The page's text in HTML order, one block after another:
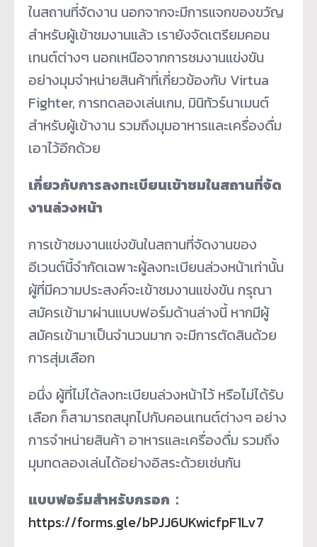
ในสถานที่จัดงาน นอกจากจะมีการแจกของขวัญ
สำหรับผู้เข้าชมงานแล้ว เรายังจัดเตรียมคอน
เทนต์ต่างๆ นอกเหนือจากการชมงานแข่งขัน
อย่างมุมจำหน่ายสินค้าที่เกี่ยวข้องกับ Virtua
Fighter, การทดลองเล่นเกม, มินิทัวร์นาเมนต์
สำหรับผู้เข้างาน รวมถึงมุมอาหารและเครื่องดื่ม
เอาไว้อีกด้วย
เกี่ยวกับการลงทะเบียนเข้าชมในสถานที่จัด
งานล่วงหน้า
การเข้าชมงานแข่งขันในสถานที่จัดงานของ
อีเวนต์นี้จำกัดเฉพาะผู้ลงทะเบียนล่วงหน้าเท่านั้น
ผู้ที่มีความประสงค์จะเข้าชมงานแข่งขัน กรุณา
สมัครเข้ามาผ่านแบบฟอร์มด้านล่างนี้ หากมีผู้
สมัครเข้ามาเป็นจำนวนมาก จะมีการตัดสินด้วย
การสุ่มเลือก
อนึ่ง ผู้ที่ไม่ได้ลงทะเบียนล่วงหน้าไว้ หรือไม่ได้รับ
เลือก ก็สามารถสนุกไปกับคอนเทนต์ต่างๆ อย่าง
การจำหน่ายสินค้า อาหารและเครื่องดื่ม รวมถึง
มุมทดลองเล่นได้อย่างอิสระด้วยเช่นกัน
แบบฟอร์มสำหรับกรอก ：
https://forms.gle/bPJJ6UKwicfpF1Lv7